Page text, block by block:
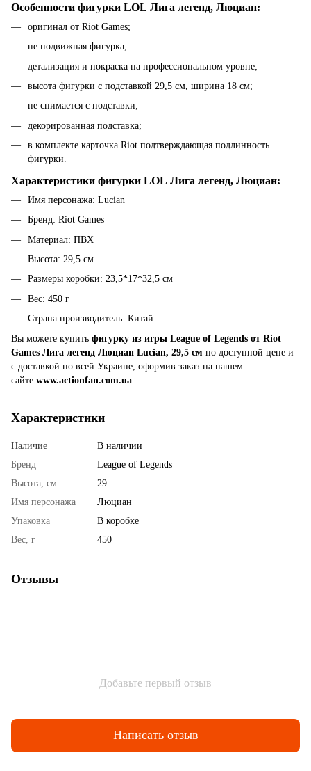
Особенности фигурки LOL Лига легенд, Люциан:
оригинал от Riot Games;
не подвижная фигурка;
детализация и покраска на профессиональном уровне;
высота фигурки с подставкой 29,5 см, ширина 18 см;
не снимается с подставки;
декорированная подставка;
в комплекте карточка Riot подтверждающая подлинность
фигурки.
Характеристики фигурки LOL Лига легенд, Люциан:
Имя персонажа: Lucian
Бренд: Riot Games
Материал: ПВХ
Высота: 29,5 см
Размеры коробки: 23,5*17*32,5 см
Вес: 450 г
Страна производитель: Китай
Вы можете купить фигурку из игры League of Legends от Riot
Games Лига легенд Люциан Lucian, 29,5 см по доступной цене и
с доставкой по всей Украине, оформив заказ на нашем
сайте www.actionfan.com.ua
Характеристики
Наличие
В наличии
Бренд
League of Legends
Высота, см
29
Имя персонажа
Люциан
Упаковка
В коробке
Вес, г
450
Отзывы
Добавьте первый отзыв
Написать отзыв